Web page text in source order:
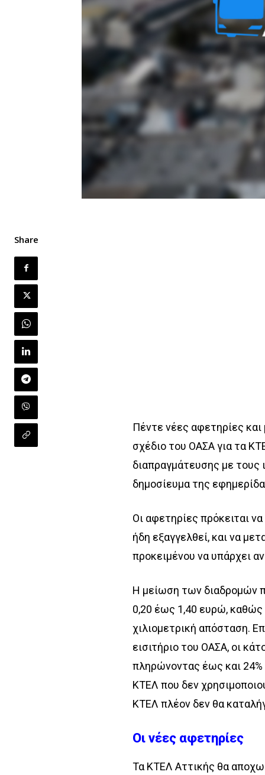
Share
Πέντε νέες αφετηρίες
σχέδιο του ΟΑΣΑ για τα
διαπραγμάτευσης με τους
δημοσίευμα της
Οι αφετηρίες πρόκειται
ήδη εξαγγελθεί, και να
προκειμένου να υπάρχει
Η μείωση των διαδρομών
0,20 έως 1,40 ευρώ, καθώς
χιλιομετρική απόσταση.
εισιτήριο του ΟΑΣΑ, οι
πληρώνοντας έως και
ΚΤΕΛ που δεν
ΚΤΕΛ πλέον δεν θα
Οι νέες αφετηρίες
Τα ΚΤΕΛ Αττικής θα